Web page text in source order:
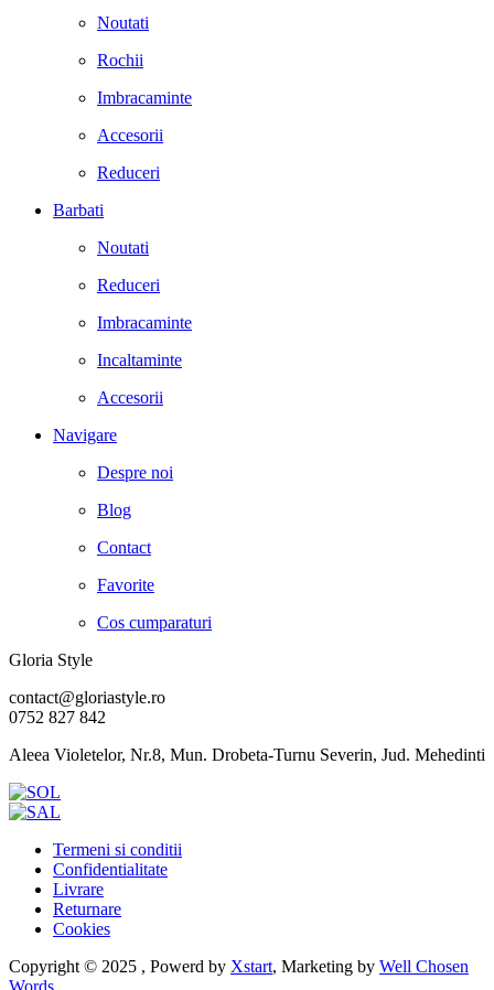
Noutati
Rochii
Imbracaminte
Accesorii
Reduceri
Barbati
Noutati
Reduceri
Imbracaminte
Incaltaminte
Accesorii
Navigare
Despre noi
Blog
Contact
Favorite
Cos cumparaturi
Gloria Style
contact@gloriastyle.ro
0752 827 842
Aleea Violetelor, Nr.8, Mun. Drobeta-Turnu Severin, Jud. Mehedinti
Termeni si conditii
Confidentialitate
Livrare
Returnare
Cookies
Copyright © 2025 , Powerd by Xstart, Marketing by Well Chosen
Words